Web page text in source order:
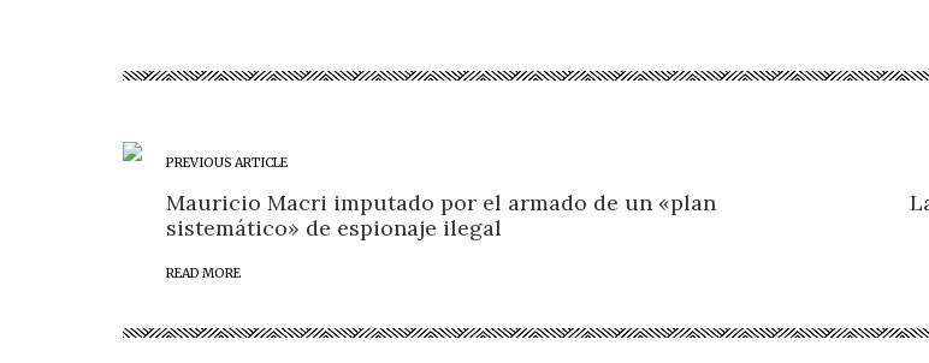
PREVIOUS ARTICLE
Mauricio Macri imputado por el armado de un «plan
sistemático» de espionaje ilegal
READ MORE